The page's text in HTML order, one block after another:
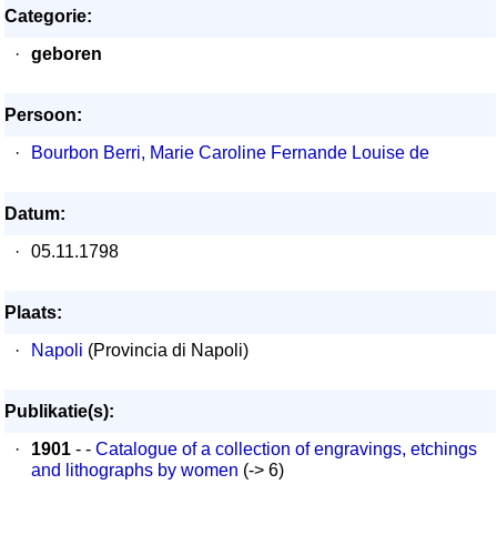
Categorie:
·
geboren
Persoon:
·
Bourbon Berri, Marie Caroline Fernande Louise de
Datum:
·
05.11.1798
Plaats:
·
Napoli (Provincia di Napoli)
Publikatie(s):
·
1901 - - Catalogue of a collection of engravings, etchings
and lithographs by women (-> 6)